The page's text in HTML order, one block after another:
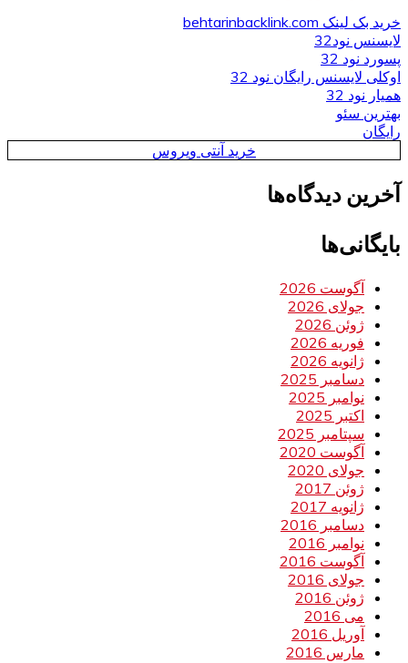
خرید بک لینک behtarinbacklink.com
لایسنس نود32
پسورد نود 32
اوکلی لایسنس رایگان نود 32
همیار نود 32
بهترین سئو
رایگان
خرید آنتی ویروس
آخرین دیدگاه‌ها
بایگانی‌ها
آگوست 2026
جولای 2026
ژوئن 2026
فوریه 2026
ژانویه 2026
دسامبر 2025
نوامبر 2025
اکتبر 2025
سپتامبر 2025
آگوست 2020
جولای 2020
ژوئن 2017
ژانویه 2017
دسامبر 2016
نوامبر 2016
آگوست 2016
جولای 2016
ژوئن 2016
می 2016
آوریل 2016
مارس 2016